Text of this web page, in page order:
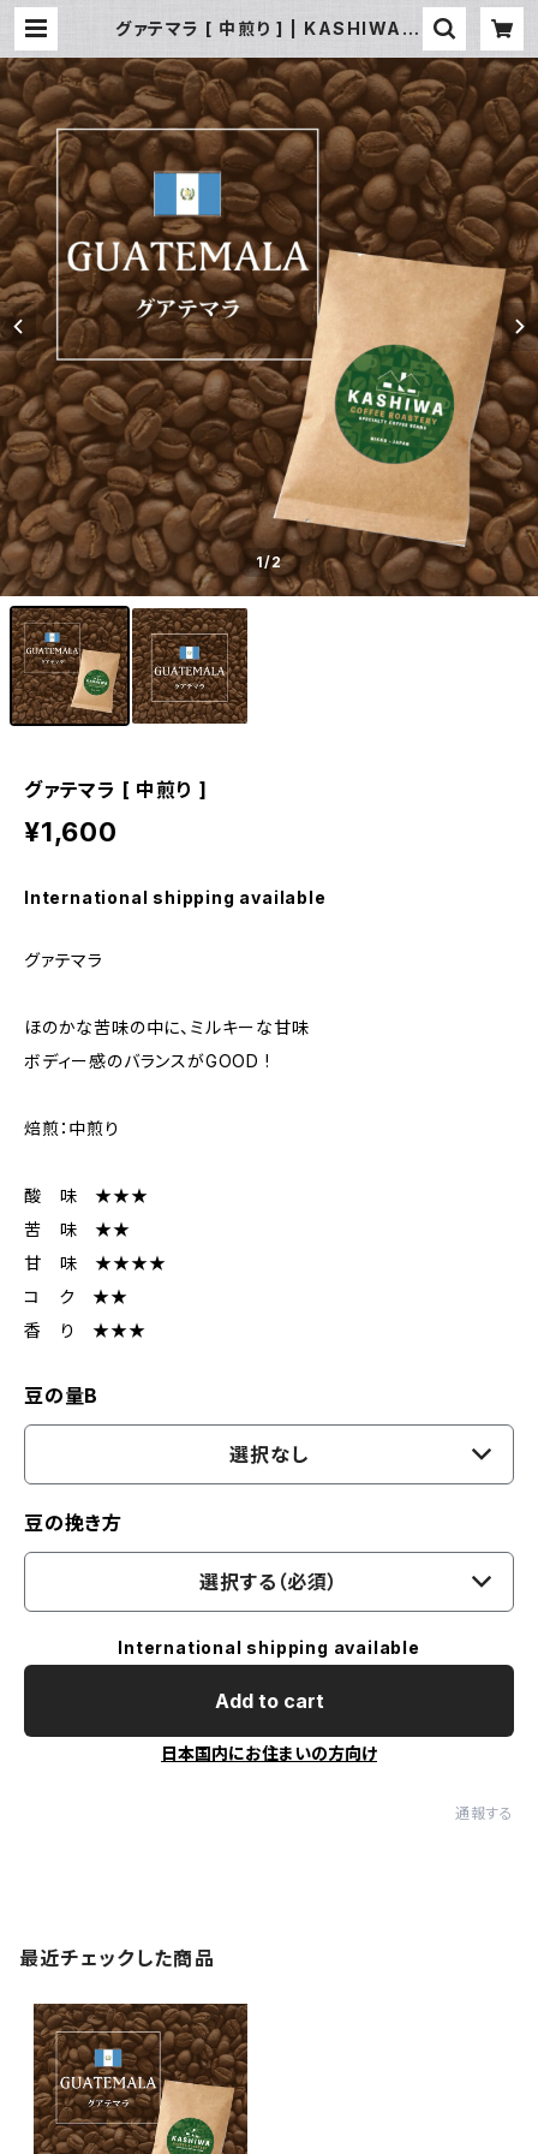
グァテマラ [ 中煎り ] | KASHIWA C
1/2
グァテマラ [ 中煎り ]
¥1,600
International shipping available
グァテマラ
ほのかな苦味の中に、ミルキーな甘味
ボディー感のバランスがGOOD !
焙煎：中煎り
酸 味 ★★★
苦 味 ★★
甘 味 ★★★★
コ ク ★★
香 り ★★★
豆の量B
選択なし
豆の挽き方
選択する（必須）
International shipping available
Add to cart
日本国内にお住まいの方向け
通報する
最近チェックした商品